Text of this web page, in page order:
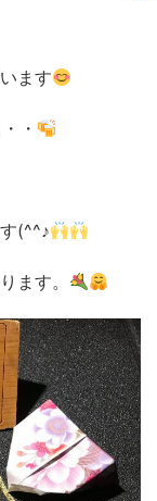
ます
・
(^^♪
ます。